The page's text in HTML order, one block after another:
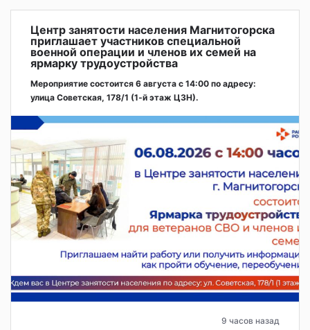
Центр занятости населения Магнитогорска
приглашает участников специальной
военной операции и членов их семей на
ярмарку трудоустройства
Мероприятие состоится 6 августа с 14:00 по адресу:
улица Советская, 178/1 (1‑й этаж ЦЗН).
9 часов назад